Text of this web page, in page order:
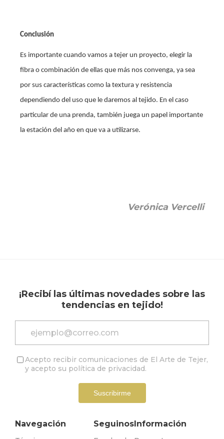
Conclusión
Es importante cuando vamos a tejer un proyecto, elegir la
fibra o combinación de ellas que más nos convenga, ya sea
por sus características como la textura y resistencia
dependiendo del uso que le daremos al tejido. En el caso
particular de una prenda, también juega un papel importante
la estación del año en que va a utilizarse.
Verónica Vercelli
¡Recibí las últimas novedades sobre las
tendencias en tejido!
Acepto recibir comunicaciones de El Arte de Tejer,
y acepto su política de privacidad.
Suscribirme
Navegación SeguinosInformación